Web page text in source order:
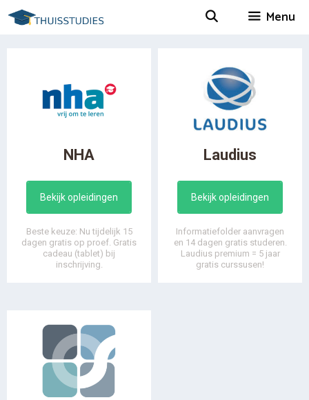
Spring
naar
Menu
NHA
Bekijk opleidingen
Beste keuze: Nu tijdelijk 15
dagen gratis op proef. Gratis
cadeau (tablet) bij
inschrijving.
Laudius
Bekijk opleidingen
Informatiefolder aanvragen
en 14 dagen gratis studeren.
Laudius premium = 5 jaar
gratis curssusen!